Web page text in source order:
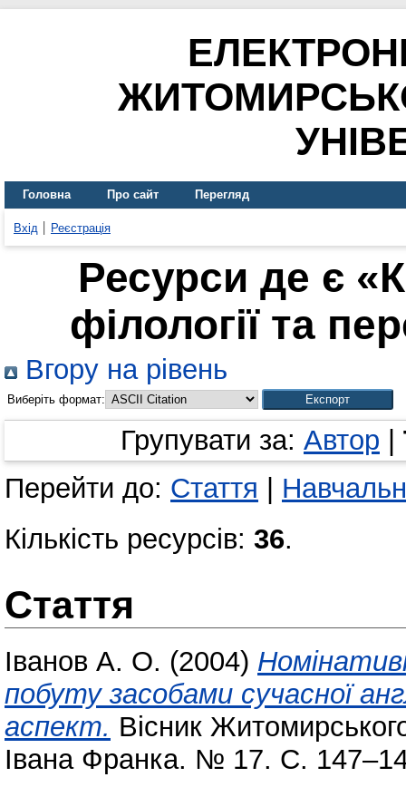
Головна Про сайт Перегляд
Вхід Реєстрація
Ресурси де є
філології та
Вгору на рівень
Виберіть формат:
Групувати за: Автор
Перейти до: Стаття
Кількість ресурсів: 36.
Стаття
Іванов А. О. (2004)
побуту засобами сучасної
аспект. Вісник
Івана Франка. № 17. С.